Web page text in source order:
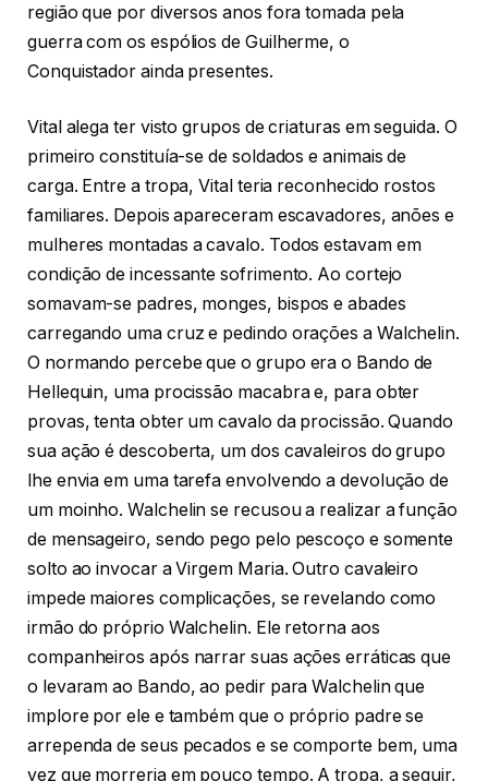
região que por diversos anos fora tomada pela
guerra com os espólios de Guilherme, o
Conquistador ainda presentes.
Vital alega ter visto grupos de criaturas em seguida. O
primeiro constituía-se de soldados e animais de
carga. Entre a tropa, Vital teria reconhecido rostos
familiares. Depois apareceram escavadores, anões e
mulheres montadas a cavalo. Todos estavam em
condição de incessante sofrimento. Ao cortejo
somavam-se padres, monges, bispos e abades
carregando uma cruz e pedindo orações a Walchelin.
O normando percebe que o grupo era o Bando de
Hellequin, uma procissão macabra e, para obter
provas, tenta obter um cavalo da procissão. Quando
sua ação é descoberta, um dos cavaleiros do grupo
lhe envia em uma tarefa envolvendo a devolução de
um moinho. Walchelin se recusou a realizar a função
de mensageiro, sendo pego pelo pescoço e somente
solto ao invocar a Virgem Maria. Outro cavaleiro
impede maiores complicações, se revelando como
irmão do próprio Walchelin. Ele retorna aos
companheiros após narrar suas ações erráticas que
o levaram ao Bando, ao pedir para Walchelin que
implore por ele e também que o próprio padre se
arrependa de seus pecados e se comporte bem, uma
vez que morreria em pouco tempo. A tropa, a seguir,